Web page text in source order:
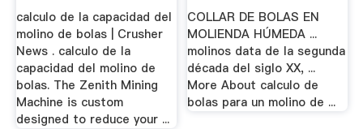
calculo de la capacidad del
molino de bolas | Crusher
News . calculo de la
capacidad del molino de
bolas. The Zenith Mining
Machine is custom
designed to reduce your ...
COLLAR DE BOLAS EN
MOLIENDA HÚMEDA ...
molinos data de la segunda
década del siglo XX, ...
More About calculo de
bolas para un molino de ...